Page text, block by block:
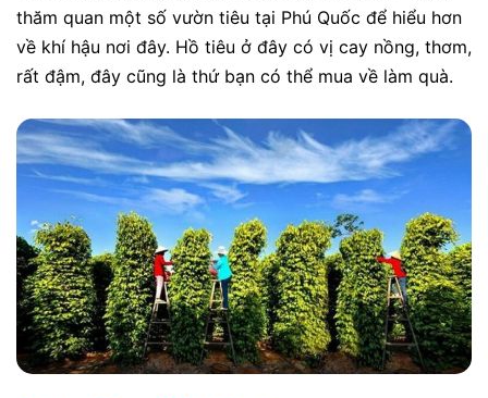
thăm quan một số vườn tiêu tại Phú Quốc để hiểu hơn
về khí hậu nơi đây. Hồ tiêu ở đây có vị cay nồng, thơm,
rất đậm, đây cũng là thứ bạn có thể mua về làm quà.